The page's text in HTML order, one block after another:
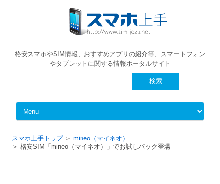
格安スマホやSIM情報、おすすめアプリの紹介等、スマートフォン
やタブレットに関する情報ポータルサイト
Skip to content
スマホ上手トップ
mineo（マイネオ）
格安SIM「mineo（マイネオ）」でお試しパック登場